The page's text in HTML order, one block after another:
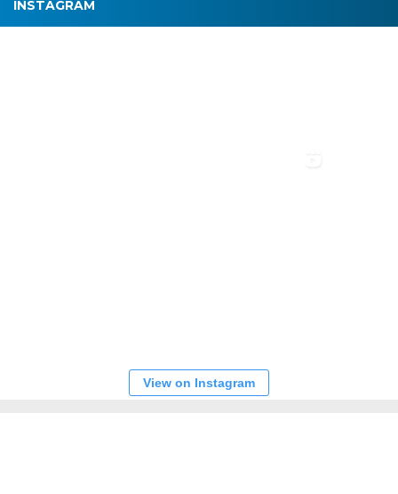
INSTAGRAM
View on Instagram